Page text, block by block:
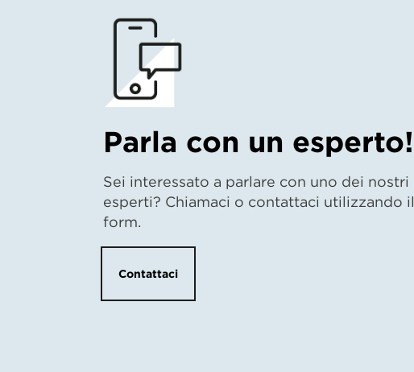
Parla con un esperto!
Sei interessato a parlare con uno dei nostri
esperti? Chiamaci o contattaci utilizzando il
form.
Contattaci